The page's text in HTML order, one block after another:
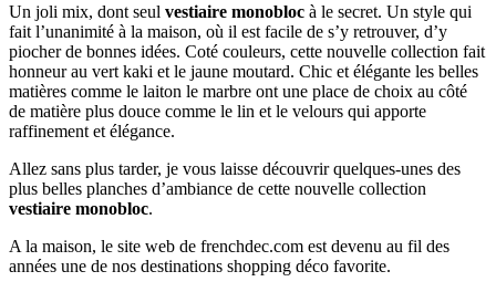
Un joli mix, dont seul vestiaire monobloc à le secret. Un style qui
fait l’unanimité à la maison, où il est facile de s’y retrouver, d’y
piocher de bonnes idées. Coté couleurs, cette nouvelle collection fait
honneur au vert kaki et le jaune moutard. Chic et élégante les belles
matières comme le laiton le marbre ont une place de choix au côté
de matière plus douce comme le lin et le velours qui apporte
raffinement et élégance.
Allez sans plus tarder, je vous laisse découvrir quelques-unes des
plus belles planches d’ambiance de cette nouvelle collection
vestiaire monobloc.
A la maison, le site web de frenchdec.com est devenu au fil des
années une de nos destinations shopping déco favorite.